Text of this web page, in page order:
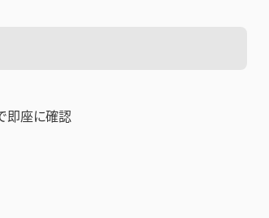
即座に確認